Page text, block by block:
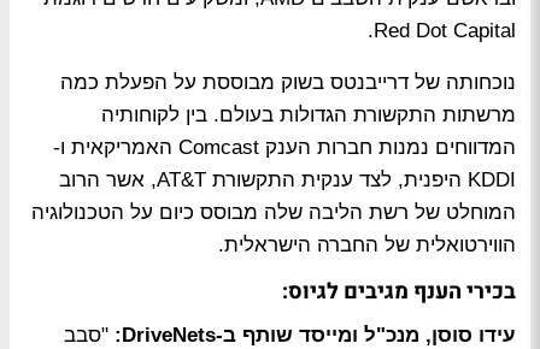
Red Dot Capital.
נוכחותה של דרייבנטס בשוק מבוססת על הפעלת כמה
מרשתות התקשורת הגדולות בעולם. בין לקוחותיה
המדווחים נמנות חברות הענק Comcast האמריקאית ו-
KDDI היפנית, לצד ענקית התקשורת AT&T, אשר הרוב
המוחלט של רשת הליבה שלה מבוסס כיום על הטכנולוגיה
הווירטואלית של החברה הישראלית.
בכירי הענף מגיבים לגיוס:
עידו סוסן, מנכ"ל ומייסד שותף ב-DriveNets:
"סבב